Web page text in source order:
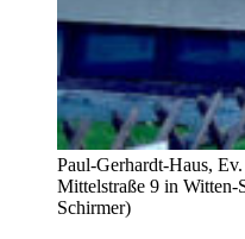
Paul-Gerhardt-Haus,
Mittelstraße 9 in
Schirmer)